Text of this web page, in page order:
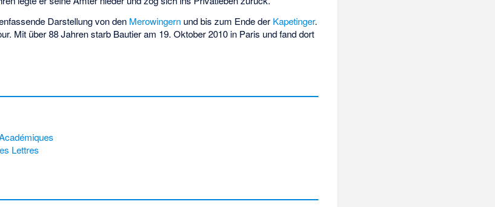
Darstellung von den Merowingern und bis zum Ende der Kapetinger.
. Mit über 88 Jahren starb Bautier am 19. Oktober 2010 in Paris und fand dort
Lettres